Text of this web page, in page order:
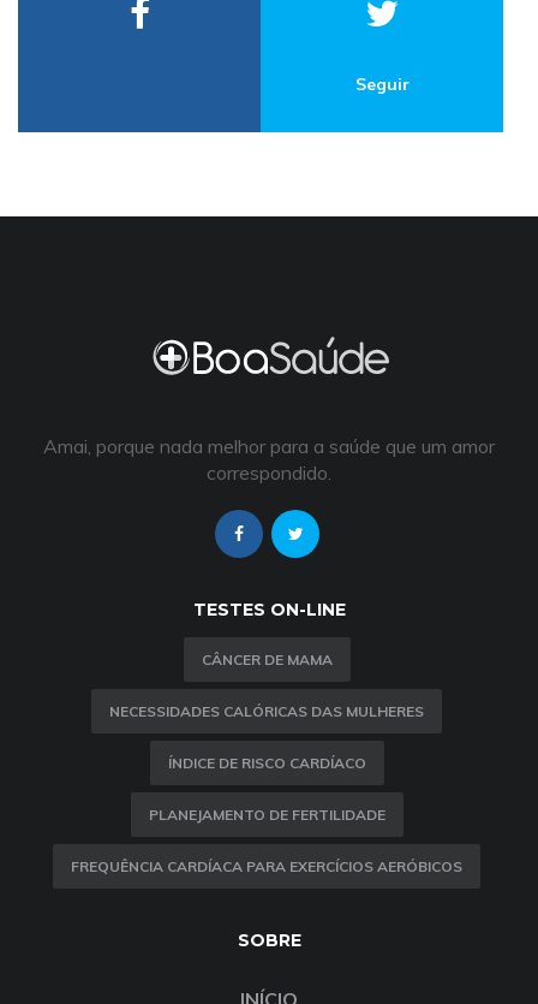
Seguir
Amai, porque nada melhor para a saúde que um amor
correspondido.
TESTES ON-LINE
CÂNCER DE MAMA
NECESSIDADES CALÓRICAS DAS MULHERES
ÍNDICE DE RISCO CARDÍACO
PLANEJAMENTO DE FERTILIDADE
FREQUÊNCIA CARDÍACA PARA EXERCÍCIOS AERÓBICOS
SOBRE
INÍCIO